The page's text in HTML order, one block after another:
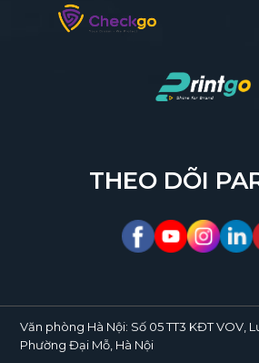
THEO DÕI
Văn phòng Hà Nội: Số 05 TT3 KĐT VOV,
Phường Đại Mỗ, Hà Nội